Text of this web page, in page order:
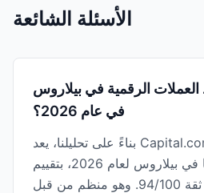
الأسئلة الشائعة
الرقمية في بيلاروس
في عام 2026؟
بناءً على تحليلنا، يعد Capital.com أفضل وسيط
العملات الرقمية تقييمًا في بيلاروس لعام 2026، بتقييم
4.8/5 ودرجة ثقة 94/100. وهو منظم من قبل FCA,